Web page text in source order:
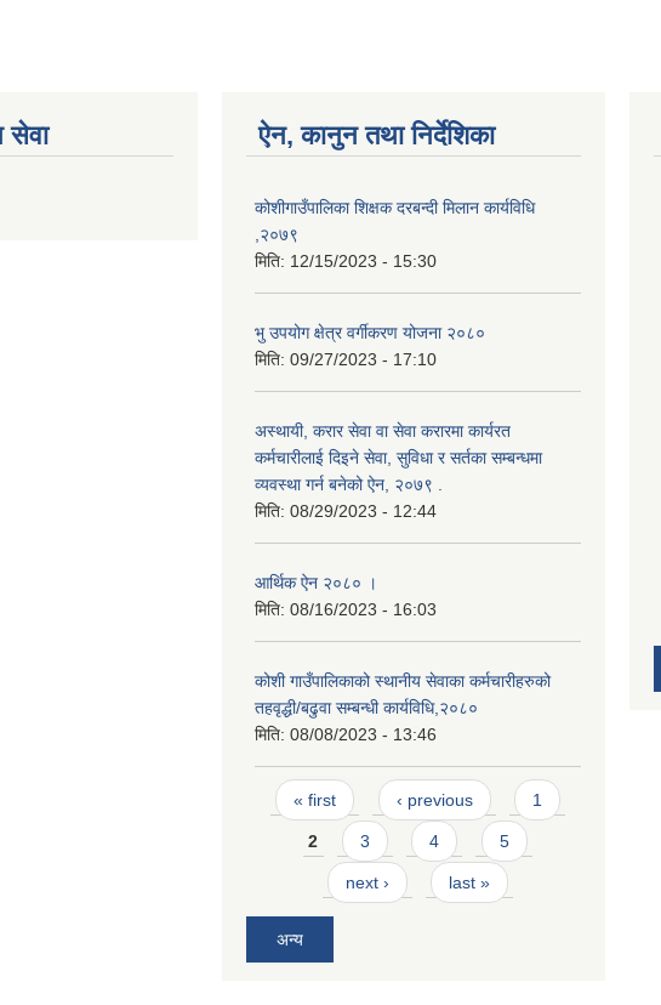
सेवा ऐन, कानुन तथा निर्देशिका
कोशीगाउँपालिका शिक्षक दरबन्दी मिलान कार्यविधि
,२०७९
मिति: 12/15/2023 - 15:30
भु उपयोग क्षेत्र वर्गीकरण योजना २०८०
मिति: 09/27/2023 - 17:10
अस्थायी, करार सेवा वा सेवा करारमा कार्यरत
कर्मचारीलाई दिइने सेवा, सुविधा र सर्तका सम्बन्धमा
व्यवस्था गर्न बनेको ऐन, २०७९ ‍.
मिति: 08/29/2023 - 12:44
आर्थिक ऐन २०८० ।
मिति: 08/16/2023 - 16:03
कोशी गाउँपालिकाको स्थानीय सेवाका कर्मचारीहरुको
तहवृद्धी/बढुवा सम्बन्धी कार्यविधि,२०८०
मिति: 08/08/2023 - 13:46
Pages
« first ‹ previous 1
2 3 4 5
next › last »
अन्य